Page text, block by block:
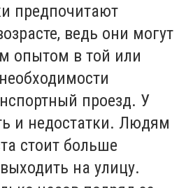
предпочитают
ведь они могут
опытом в той или
проезд. У
и недостатки. Людям
стоит больше
на улицу.